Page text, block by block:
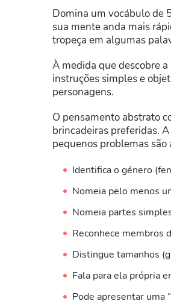
Domina um vocábulo de
sua mente anda mais
tropeça em algumas
À medida que descobre
instruções simples e
personagens.
O pensamento abstrato
brincadeiras preferidas.
pequenos problemas
Identifica o género
Nomeia pelo menos
Nomeia partes
Reconhece membros
Distingue tamanhos
Fala para ela própria
Pode apresentar uma “